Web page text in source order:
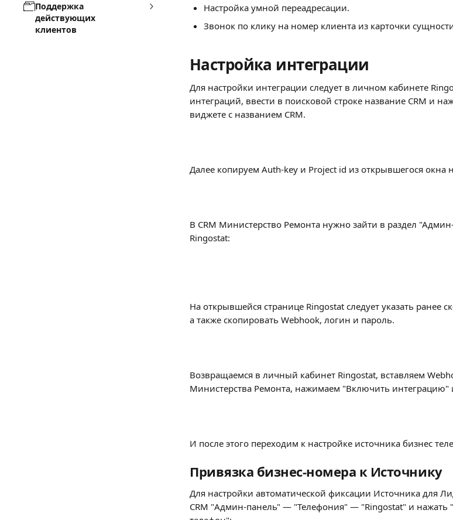
Поддержка
действующих
клиентов
Настройка умной переадресации.
Звонок по клику на номер клиента из карточки
Настройка интеграции
Для настройки интеграции следует в личном кабинете
интеграций, ввести в поисковой строке название CRM и
виджете с названием CRM.
Далее копируем Auth-key и Project id из открывшегося окна
В CRM Министерство Ремонта нужно зайти в раздел
Ringostat:
На открывшейся странице Ringostat следует указать ранее
а также скопировать Webhook, логин и пароль.
Возвращаемся в личный кабинет Ringostat, вставляем
Министерства Ремонта, нажимаем "Включить интеграцию"
И после этого переходим к настройке источника бизнес
Привязка бизнес-номера к Источнику
Для настройки автоматической фиксации Источника для
CRM "Админ-панель" — "Телефония" — "Ringostat" и нажать